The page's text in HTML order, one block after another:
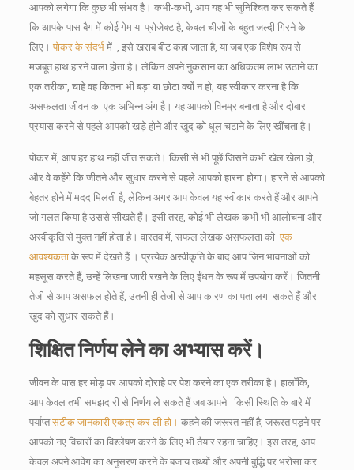
आपको लगेगा कि कुछ भी संभव है। कभी-कभी, आप यह भी सुनिश्चित कर सकते हैं
कि आपके पास बैग में कोई गेम या प्रोजेक्ट है, केवल चीजों के बहुत जल्दी गिरने के
लिए। पोकर के संदर्भ में
, इसे खराब बीट कहा जाता है, या जब एक विशेष रूप से
मजबूत हाथ हारने वाला होता है। लेकिन अपने नुकसान का अधिकतम लाभ उठाने का
एक तरीका, चाहे वह कितना भी बड़ा या छोटा क्यों न हो, यह स्वीकार करना है कि
असफलता जीवन का एक अभिन्न अंग है। यह आपको विनम्र बनाता है और दोबारा
प्रयास करने से पहले आपको खड़े होने और खुद को धूल चटाने के लिए खींचता है।
पोकर में, आप हर हाथ नहीं जीत सकते। किसी से भी पूछें जिसने कभी खेल खेला हो,
और वे कहेंगे कि जीतने और सुधार करने से पहले आपको हारना होगा। हारने से आपको
बेहतर होने में मदद मिलती है, लेकिन अगर आप केवल यह स्वीकार करते हैं और आपने
जो गलत किया है उससे सीखते हैं। इसी तरह, कोई भी लेखक कभी भी आलोचना और
अस्वीकृति से मुक्त नहीं होता है। वास्तव में, सफल लेखक असफलता को एक
आवश्यकताके रूप में देखते हैं । प्रत्येक अस्वीकृति के बाद आप जिन भावनाओं को
महसूस करते हैं, उन्हें लिखना जारी रखने के लिए ईंधन के रूप में उपयोग करें। जितनी
तेजी से आप असफल होते हैं, उतनी ही तेजी से आप कारण का पता लगा सकते हैं और
खुद को सुधार सकते हैं।
शिक्षित निर्णय लेने का अभ्यास करें।
जीवन के पास हर मोड़ पर आपको दोराहे पर पेश करने का एक तरीका है। हालाँकि,
आप केवल तभी समझदारी से निर्णय ले सकते हैं जब आपने किसी स्थिति के बारे में
पर्याप्तसटीक जानकारी एकत्र कर ली हो। कहने की जरूरत नहीं है, जरूरत पड़ने पर
आपको नए विचारों का विश्लेषण करने के लिए भी तैयार रहना चाहिए। इस तरह, आप
केवल अपने आवेग का अनुसरण करने के बजाय तथ्यों और अपनी बुद्धि पर भरोसा कर